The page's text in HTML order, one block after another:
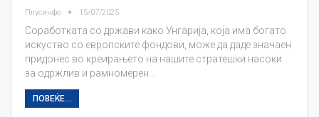
Плусинфо 15/07/2025
Соработката со држави како Унгарија, која има богато
искуство со европските фондови, може да даде значаен
придонес во креирањето на нашите стратешки насоки
за одржлив и рамномерен…
ПОВЕЌЕ...